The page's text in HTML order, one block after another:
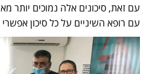
עם זאת, סיכונים אלה נמוכים יותר
עם רופא השיניים על כל סיכון